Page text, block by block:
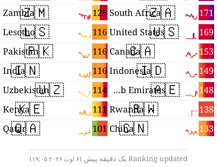
🇿🇦 171
South Africa
🇺🇸 169
United States
🇨🇦 153
Canada
🇮🇩 149
Indonesia
🇦🇪 148
United Arab Emirates
🇷🇼 138
Rwanda
🇨🇳 133
China
🇿🇲 125
Zambia
🇱🇸 116
Lesotho
🇵🇰 116
Pakistan
🇮🇳 116
India
🇺🇿 114
Uzbekistan
🇰🇪 111
Kenya
🇶🇦 101
Qatar
Ranking updated یک دقیقه پیش